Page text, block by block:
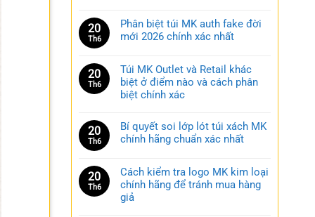
20
Th6
Phân biệt túi MK auth fake đời
mới 2026 chính xác nhất
20
Th6
Túi MK Outlet và Retail khác
biệt ở điểm nào và cách phân
biệt chính xác
20
Th6
Bí quyết soi lớp lót túi xách MK
chính hãng chuẩn xác nhất
20
Th6
Cách kiểm tra logo MK kim loại
chính hãng để tránh mua hàng
giả